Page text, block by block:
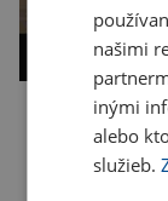
Kopírovať
našimi
inými
alebo
služieb.